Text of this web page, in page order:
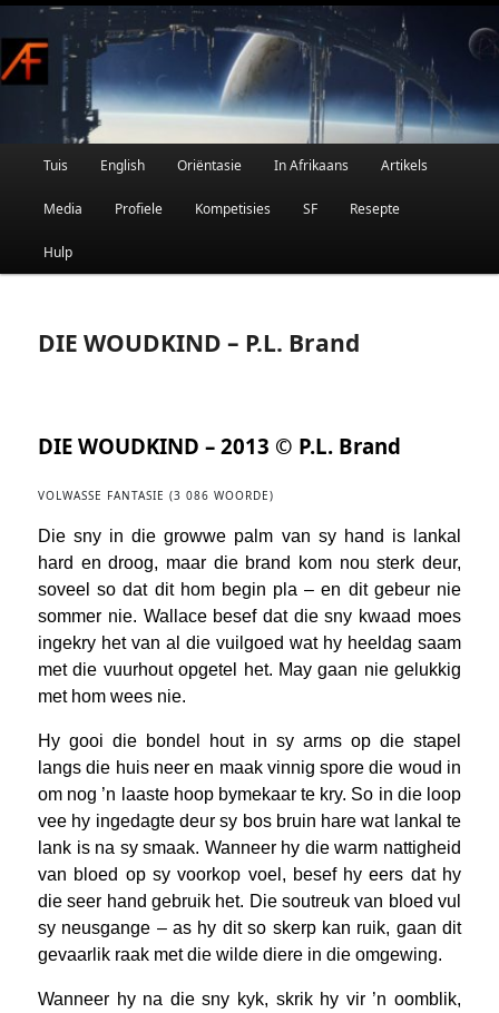
Skip
to
primary
content
Afrikaanse Wetenskapfiksie en Fantasie
Main
Tuis English Oriëntasie In Afrikaans Artikels
Media Profiele Kompetisies SF Resepte
Hulp
DIE WOUDKIND – P.L. Brand
DIE WOUDKIND – 2013 © P.L. Brand
VOLWASSE FANTASIE (3 086 WOORDE)
Die sny in die growwe palm van sy hand is lankal
hard en droog, maar die brand kom nou sterk deur,
soveel so dat dit hom begin pla – en dit gebeur nie
sommer nie. Wallace besef dat die sny kwaad moes
ingekry het van al die vuilgoed wat hy heeldag saam
met die vuurhout opgetel het. May gaan nie gelukkig
met hom wees nie.
Hy gooi die bondel hout in sy arms op die stapel
langs die huis neer en maak vinnig spore die woud in
om nog ’n laaste hoop bymekaar te kry. So in die loop
vee hy ingedagte deur sy bos bruin hare wat lankal te
lank is na sy smaak. Wanneer hy die warm nattigheid
van bloed op sy voorkop voel, besef hy eers dat hy
die seer hand gebruik het. Die soutreuk van bloed vul
sy neusgange – as hy dit so skerp kan ruik, gaan dit
gevaarlik raak met die wilde diere in die omgewing.
Wanneer hy na die sny kyk, skrik hy vir ’n oomblik,